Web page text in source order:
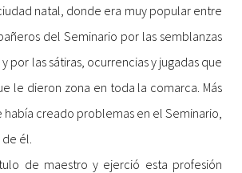
natal, donde era muy popular entre
del Seminario por las semblanzas
por las sátiras, ocurrencias y jugadas que
le dieron zona en toda la comarca. Más
había creado problemas en el Seminario,
él.
de maestro y ejerció esta profesión